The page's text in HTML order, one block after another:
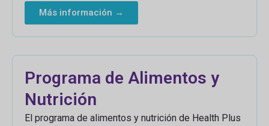
Más información →
Programa de Alimentos y
Nutrición
El programa de alimentos y nutrición de Health Plus